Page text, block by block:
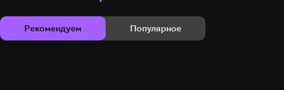
Рекомендуем Популярное